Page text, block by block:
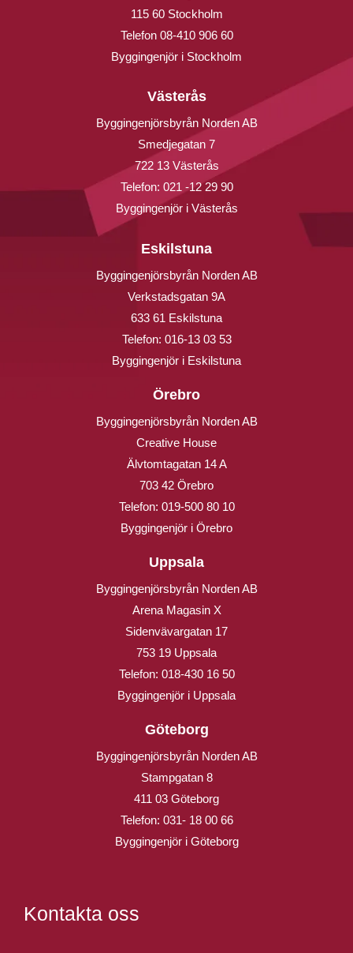
115 60 Stockholm
Telefon 08-410 906 60
Byggingenjör i Stockholm
Västerås
Byggingenjörsbyrån Norden AB
Smedjegatan 7
722 13 Västerås
Telefon: 021 -12 29 90
Byggingenjör i Västerås
Eskilstuna
Byggingenjörsbyrån Norden AB
Verkstadsgatan 9A
633 61 Eskilstuna
Telefon: 016-13 03 53
Byggingenjör i Eskilstuna
Örebro
Byggingenjörsbyrån Norden AB
Creative House
Älvtomtagatan 14 A
703 42 Örebro
Telefon: 019-500 80 10
Byggingenjör i Örebro
Uppsala
Byggingenjörsbyrån Norden AB
Arena Magasin X
Sidenvävargatan 17
753 19 Uppsala
Telefon: 018-430 16 50
Byggingenjör i Uppsala
Göteborg
Byggingenjörsbyrån Norden AB
Stampgatan 8
411 03 Göteborg
Telefon: 031- 18 00 66
Byggingenjör i Göteborg
Kontakta oss